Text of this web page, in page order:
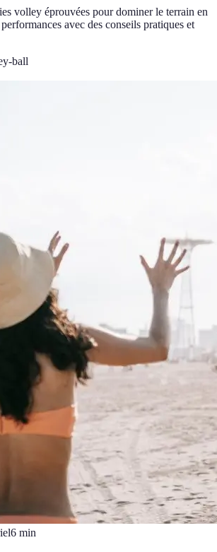
volley éprouvées pour dominer le terrain en
avec des conseils pratiques et
ball
6 min